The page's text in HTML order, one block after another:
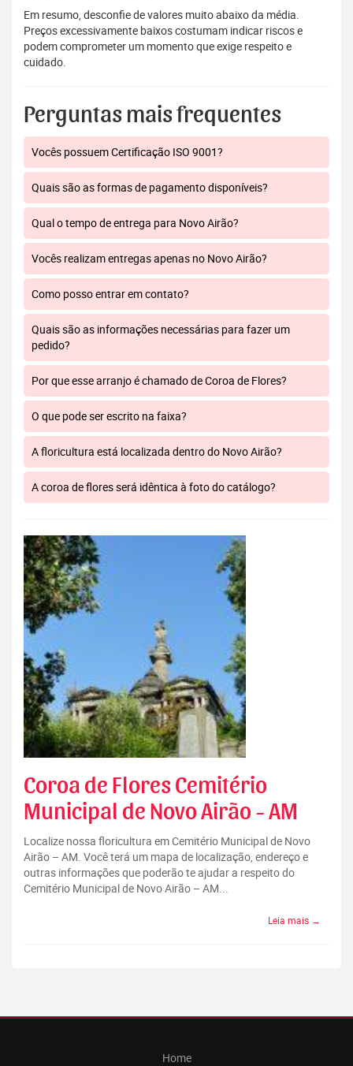
Em resumo, desconfie de valores muito abaixo da média.
Preços excessivamente baixos costumam indicar riscos e
podem comprometer um momento que exige respeito e
cuidado.
Perguntas mais frequentes
Vocês possuem Certificação ISO 9001?
Quais são as formas de pagamento disponíveis?
Qual o tempo de entrega para Novo Airão?
Vocês realizam entregas apenas no Novo Airão?
Como posso entrar em contato?
Quais são as informações necessárias para fazer um
pedido?
Por que esse arranjo é chamado de Coroa de Flores?
O que pode ser escrito na faixa?
A floricultura está localizada dentro do Novo Airão?
A coroa de flores será idêntica à foto do catálogo?
Coroa de Flores Cemitério
Municipal de Novo Airão - AM
Localize nossa floricultura em Cemitério Municipal de Novo
Airão – AM. Você terá um mapa de localização, endereço e
outras informações que poderão te ajudar a respeito do
Cemitério Municipal de Novo Airão – AM...
Leia mais →
Home